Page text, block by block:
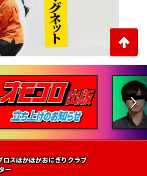
ロスほかほかおにぎりクラブ
ー